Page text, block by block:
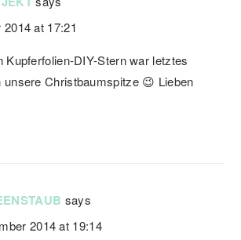
at 17:21
Kupferfolien-DIY-Stern war letztes
unsere Christbaumspitze 😉 Lieben
says
2014 at 19:14